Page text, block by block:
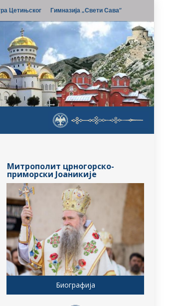
Цетињског Гимназија „Свети Сава“
Митрополит црногорско-
приморски Јоаникије
Биографија